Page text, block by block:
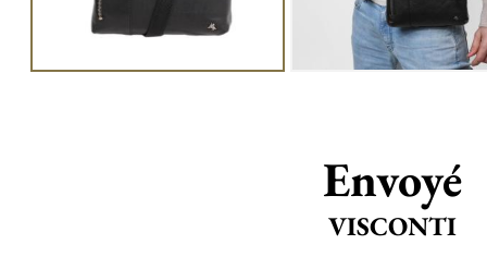
Envoyé
VISCONTI